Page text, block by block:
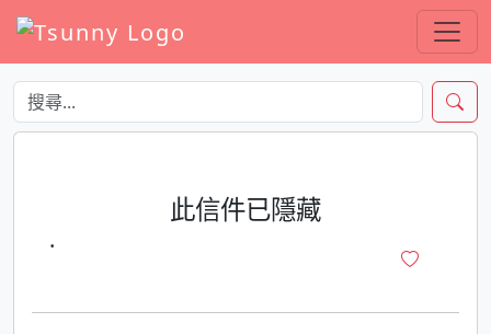
此信件已隱藏
·